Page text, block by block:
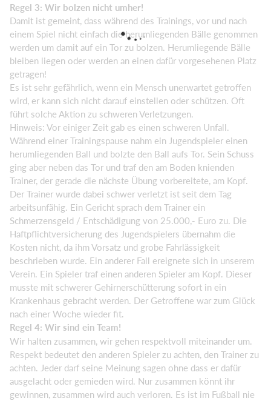
Regel 3: Wir bolzen nicht umher!
Damit ist gemeint, dass während des Trainings, vor und nach
einem Spiel nicht einfach die herumliegenden Bälle genommen
werden um damit auf ein Tor zu bolzen. Herumliegende Bälle
bleiben liegen oder werden an einen dafür vorgesehenen Platz
getragen!
Es ist sehr gefährlich, wenn ein Mensch unerwartet getroffen
wird, er kann sich nicht darauf einstellen oder schützen. Oft
führt solche Aktion zu schweren Verletzungen.
Hinweis: Vor einiger Zeit gab es einen schweren Unfall.
Während einer Trainingspause nahm ein Jugendspieler einen
herumliegenden Ball und bolzte den Ball aufs Tor. Sein Schuss
ging aber neben das Tor und traf den am Boden knienden
Trainer, der gerade die nächste Übung vorbereitete, am Kopf.
Der Trainer wurde dabei schwer verletzt ist seit dem Tag
arbeitsunfähig. Ein Gericht sprach dem Trainer ein
Schmerzensgeld / Entschädigung von 25.000,- Euro zu. Die
Haftpflichtversicherung des Jugendspielers übernahm die
Kosten nicht, da ihm Vorsatz und grobe Fahrlässigkeit
beschrieben wurde. Ein anderer Fall ereignete sich in unserem
Verein. Ein Spieler traf einen anderen Spieler am Kopf. Dieser
musste mit schwerer Gehirnerschütterung sofort in ein
Krankenhaus gebracht werden. Der Getroffene war zum Glück
nach einer Woche wieder fit.
Regel 4: Wir sind ein Team!
Wir halten zusammen, wir gehen respektvoll miteinander um.
Respekt bedeutet den anderen Spieler zu achten, den Trainer zu
achten. Jeder darf seine Meinung sagen ohne dass er dafür
ausgelacht oder gemieden wird. Nur zusammen könnt ihr
gewinnen, zusammen wird auch verloren. Es ist im Fußball nie